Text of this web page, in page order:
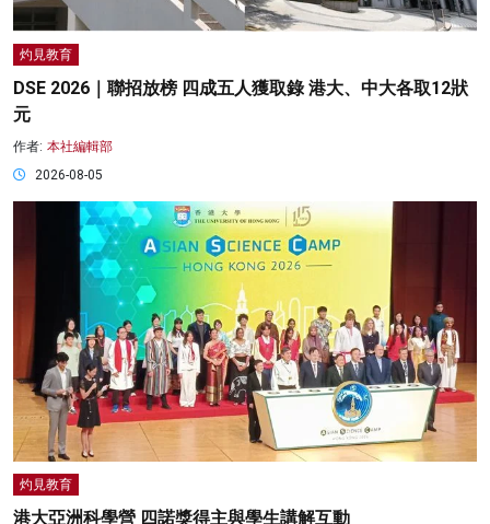
灼見教育
DSE 2026｜聯招放榜 四成五人獲取錄 港大、中大各取12狀
元
作者: 本社編輯部
2026-08-05
灼見教育
港大亞洲科學營 四諾獎得主與學生講解互動